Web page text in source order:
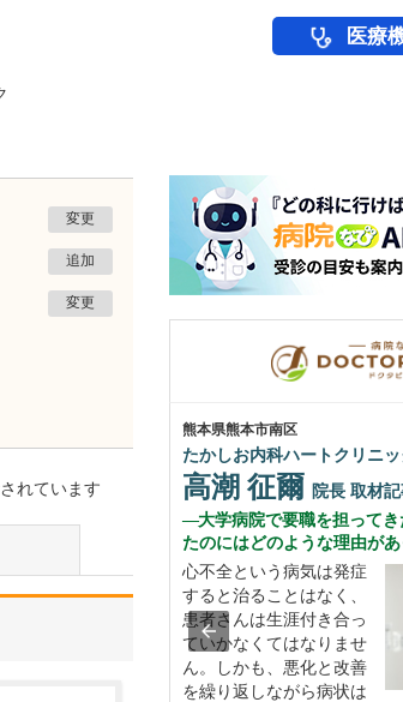
医療
変更
追加
変更
れています
熊本県熊本市南区
たかしお内科ハートクリニッ
高潮 征爾 院長 取材
大学病院で要職を担って
たのにはどのような理由が
心不全という病気は発症
すると治ることはなく、
患者さんは生涯付き合っ
ていかなくてはなりませ
ん。しかも、悪化と改善
を繰り返しながら病状は